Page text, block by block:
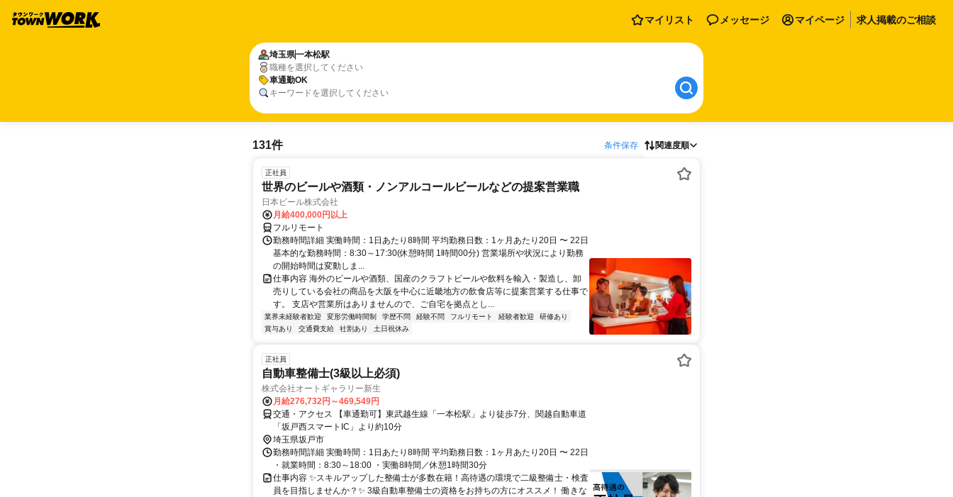
マイリスト メッセージ マイページ 求人掲載のご相談
埼玉県一本松駅
職種を選択してください
車通勤OK
キーワードを選択してください
131件 条件保存 関連度順
正社員
世界のビールや酒類・ノンアルコールビールなどの提案営業職
日本ビール株式会社
月給400,000円以上
フルリモート
勤務時間詳細 実働時間：1日あたり8時間 平均勤務日数：1ヶ月あたり20日 〜 22日
基本的な勤務時間：8:30～17:30(休憩時間 1時間00分) 営業場所や状況により勤務
の開始時間は変動しま...
仕事内容 海外のビールや酒類、国産のクラフトビールや飲料を輸入・製造し、卸
売りしている会社の商品を大阪を中心に近畿地方の飲食店等に提案営業する仕事で
す。 支店や営業所はありませんので、ご自宅を拠点とし...
業界未経験者歓迎 変形労働時間制 学歴不問 経験不問 フルリモート 経験者歓迎
研修あり
賞与あり
交通費支給 社割あり 土日祝休み
正社員
自動車整備士(3級以上必須)
株式会社オートギャラリー新生
月給276,732円～469,549円
交通・アクセス 【車通勤可】東武越生線「一本松駅」より徒歩7分、関越自動車道
「坂戸西スマートIC」より約10分
埼玉県坂戸市
勤務時間詳細 実働時間：1日あたり8時間 平均勤務日数：1ヶ月あたり20日 〜 22日
・就業時間：8:30～18:00 ・実働8時間／休憩1時間30分
仕事内容 ✨スキルアップした整備士が多数在籍！高待遇の環境で二級整備士・検査
員を目指しませんか？✨ 3級自動車整備士の資格をお持ちの方にオススメ！ 働きな